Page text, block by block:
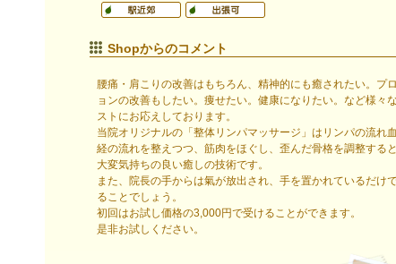
Shopからのコメント
腰痛・肩こりの改善はもちろん、精神的にも癒されたい。プ
ョンの改善もしたい。痩せたい。健康になりたい。など様々
ストにお応えしております。
当院オリジナルの「整体リンパマッサージ」はリンパの流れ
経の流れを整えつつ、筋肉をほぐし、歪んだ骨格を調整する
大変気持ちの良い癒しの技術です。
また、院長の手からは氣が放出され、手を置かれているだけ
ることでしょう。
初回はお試し価格の3,000円で受けることができます。
是非お試しください。